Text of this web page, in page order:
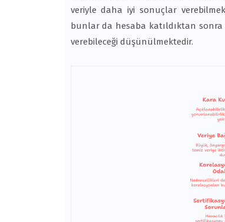
veriyle daha iyi sonuçlar
bunlar da hesaba katıldıktan
verebileceği düşünülmektedir.